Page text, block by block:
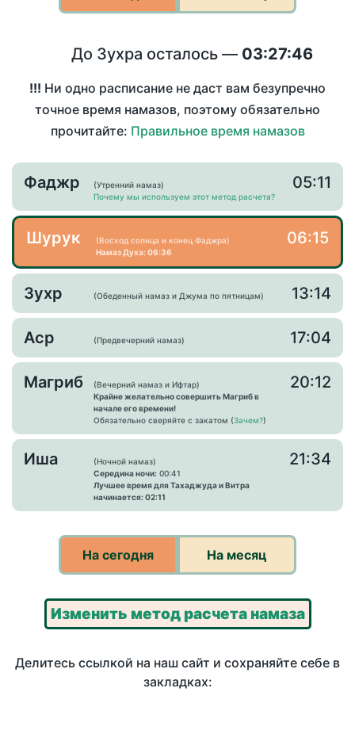
До Зухра осталось — 03:27:46
!!! Ни одно расписание не даст вам безупречно
точное время намазов, поэтому обязательно
прочитайте: Правильное время намазов
Фаджр
(Утренний намаз)
Почему мы используем этот метод расчета?
05:11
Шурук
(Восход солнца и конец Фаджра)
Намаз Духа: 06:36
06:15
Зухр (Обеденный намаз и Джума по пятницам) 13:14
Аср (Предвечерний намаз) 17:04
Магриб
(Вечерний намаз и Ифтар)
Крайне желательно совершить Магриб в
начале его времени!
Обязательно сверяйте с закатом (Зачем?)
20:12
Иша
(Ночной намаз)
Середина ночи: 00:41
Лучшее время для Тахаджуда и Витра
начинается: 02:11
21:34
На сегодня На месяц
Изменить метод расчета намаза
Делитесь ссылкой на наш сайт и сохраняйте себе в
закладках: